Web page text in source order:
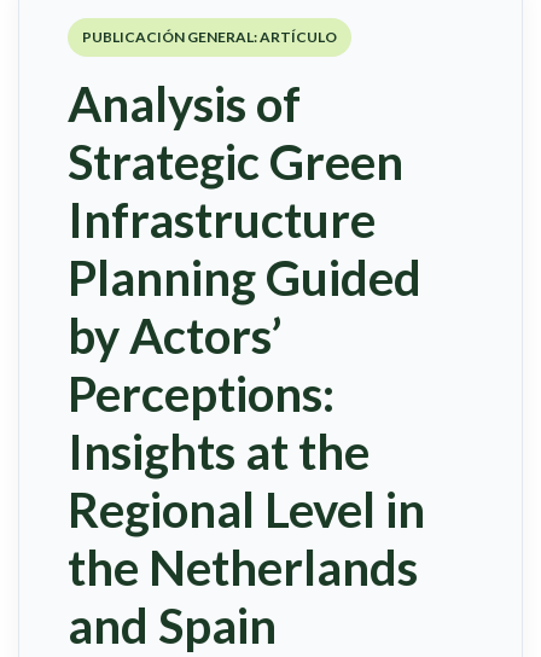
PUBLICACIÓN GENERAL: ARTÍCULO
Analysis of
Strategic Green
Infrastructure
Planning Guided
by Actors’
Perceptions:
Insights at the
Regional Level in
the Netherlands
and Spain